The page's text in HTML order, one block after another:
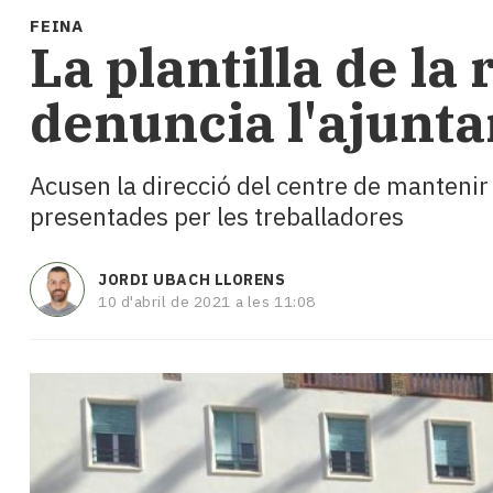
i
Cultura
Esports
Mai
tant!
i
mitjans
temps
Reportatges
Entrevistes
A
escena!
teva!
FEINA
La plantilla de la
denuncia
Acusen la direcció del centre de
presentades per les treballadores
JORDI UBACH LLORENS
10 d'abril de 2021 a les 11:08